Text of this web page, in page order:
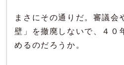
まさにその通りだ。審議会
壁」を撤廃しないで、４０
めるのだろうか。